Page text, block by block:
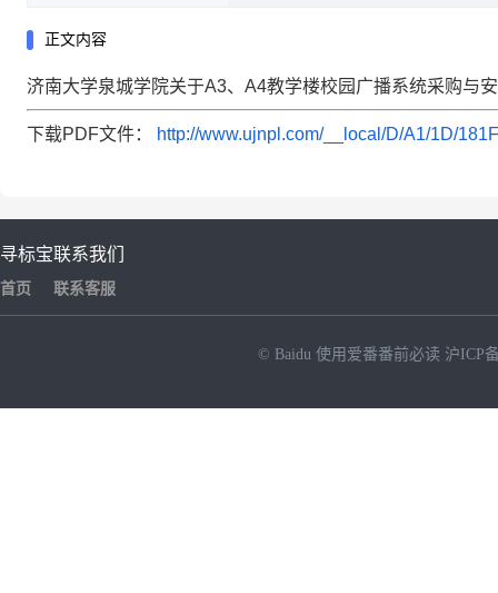
正文内容
济南大学泉城学院关于A3、A4教学楼校园广播系统采购与
下载PDF文件： http://www.ujnpl.com/__local/D/A1/1D/
寻标宝
首页
联系我们
联系客服
© Baidu 使用爱番番前必读 沪ICP